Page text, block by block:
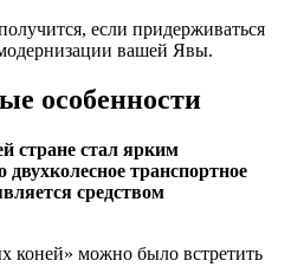
если придерживаться
вашей Явы.
особенности
стране стал ярким
транспортное
средством
коней» можно было встретить